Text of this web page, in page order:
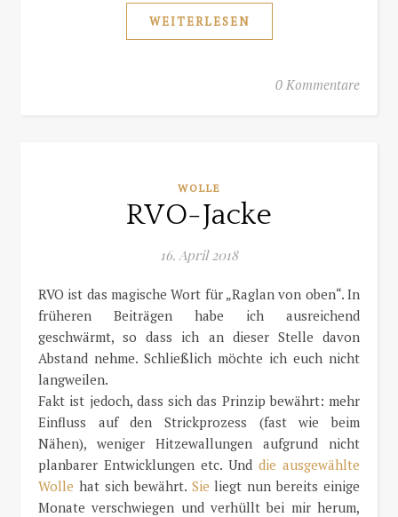
WEITERLESEN
0 Kommentare
WOLLE
RVO-Jacke
16. April 2018
RVO ist das magische Wort für „Raglan von oben“. In
früheren Beiträgen habe ich ausreichend
geschwärmt, so dass ich an dieser Stelle davon
Abstand nehme. Schließlich möchte ich euch nicht
langweilen.
Fakt ist jedoch, dass sich das Prinzip bewährt: mehr
Einfluss auf den Strickprozess (fast wie beim
Nähen), weniger Hitzewallungen aufgrund nicht
planbarer Entwicklungen etc. Und die ausgewählte
Wolle hat sich bewährt. Sieliegt nun bereits einige
Monate verschwiegen und verhüllt bei mir herum,